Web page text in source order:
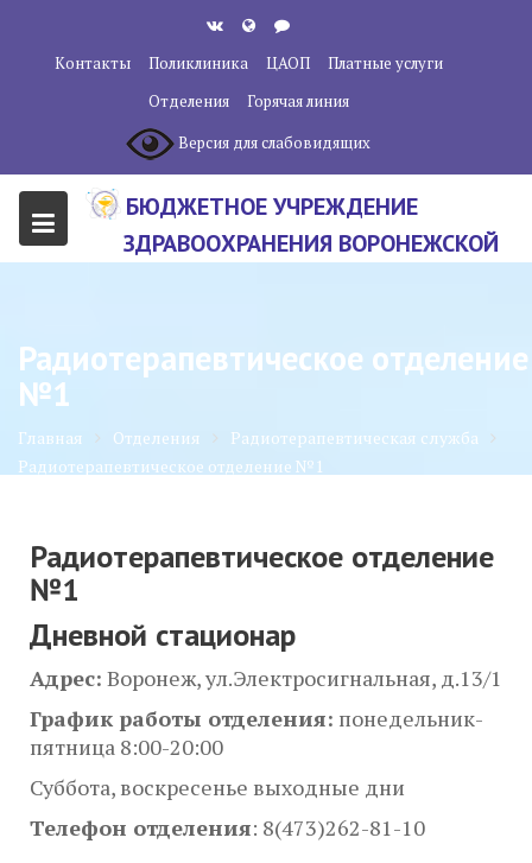
содержанию
Контакты Поликлиника ЦАОП
Платные услуги
Отделения
Горячая линия
Версия для слабовидящих
БЮДЖЕТНОЕ УЧРЕЖДЕНИЕ
ЗДРАВООХРАНЕНИЯ ВОРОНЕЖСКОЙ
КЛИНИЧЕСКИЙ ОНКОЛОГИЧЕСКИЙ
Радиотерапевтическое отделение
№1
Главная Отделения
Радиотерапевтическая служба
Радиотерапевтическое отделение №1
Радиотерапевтическое отделение
№1
Дневной стационар
Адрес: Воронеж, ул.Электросигнальная, д.13/1
График работы отделения: понедельник-
пятница 8:00-20:00
Суббота, воскресенье выходные дни
Телефон отделения: 8(473)262-81-10